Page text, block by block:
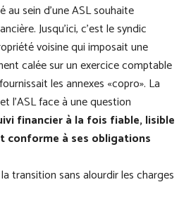
sein d’une ASL souhaite
Jusqu’ici, c’est le syndic
voisine qui imposait une
calée sur un exercice comptable
les annexes «copro». La
l’ASL face à une question
financier à la fois fiable, lisible
conforme à ses obligations
transition sans alourdir les charges